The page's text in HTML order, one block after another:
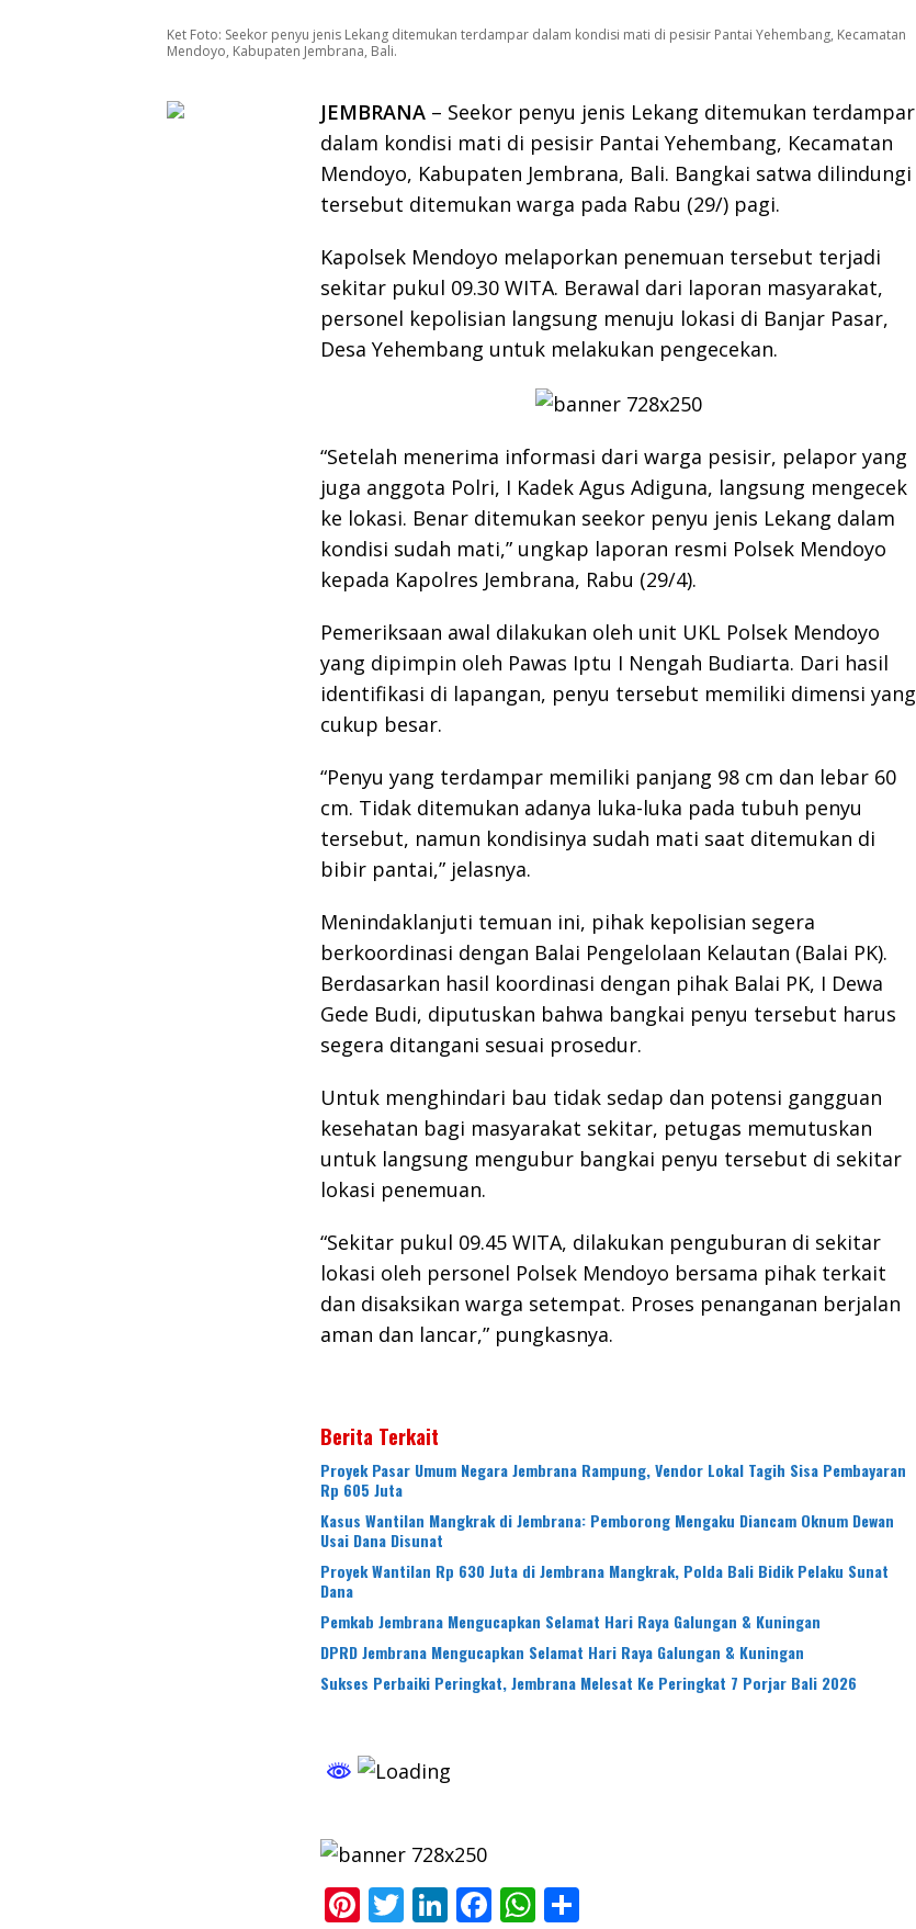
Ket Foto: Seekor penyu jenis Lekang ditemukan terdampar dalam kondisi mati di pesisir Pantai Yehembang, Kecamatan
Mendoyo, Kabupaten Jembrana, Bali.
JEMBRANA – Seekor penyu jenis Lekang ditemukan terdampar
dalam kondisi mati di pesisir Pantai Yehembang, Kecamatan
Mendoyo, Kabupaten Jembrana, Bali. Bangkai satwa dilindungi
tersebut ditemukan warga pada Rabu (29/) pagi.
Kapolsek Mendoyo melaporkan penemuan tersebut terjadi
sekitar pukul 09.30 WITA. Berawal dari laporan masyarakat,
personel kepolisian langsung menuju lokasi di Banjar Pasar,
Desa Yehembang untuk melakukan pengecekan.
“Setelah menerima informasi dari warga pesisir, pelapor yang
juga anggota Polri, I Kadek Agus Adiguna, langsung mengecek
ke lokasi. Benar ditemukan seekor penyu jenis Lekang dalam
kondisi sudah mati,” ungkap laporan resmi Polsek Mendoyo
kepada Kapolres Jembrana, Rabu (29/4).
Pemeriksaan awal dilakukan oleh unit UKL Polsek Mendoyo
yang dipimpin oleh Pawas Iptu I Nengah Budiarta. Dari hasil
identifikasi di lapangan, penyu tersebut memiliki dimensi yang
cukup besar.
“Penyu yang terdampar memiliki panjang 98 cm dan lebar 60
cm. Tidak ditemukan adanya luka-luka pada tubuh penyu
tersebut, namun kondisinya sudah mati saat ditemukan di
bibir pantai,” jelasnya.
Menindaklanjuti temuan ini, pihak kepolisian segera
berkoordinasi dengan Balai Pengelolaan Kelautan (Balai PK).
Berdasarkan hasil koordinasi dengan pihak Balai PK, I Dewa
Gede Budi, diputuskan bahwa bangkai penyu tersebut harus
segera ditangani sesuai prosedur.
Untuk menghindari bau tidak sedap dan potensi gangguan
kesehatan bagi masyarakat sekitar, petugas memutuskan
untuk langsung mengubur bangkai penyu tersebut di sekitar
lokasi penemuan.
“Sekitar pukul 09.45 WITA, dilakukan penguburan di sekitar
lokasi oleh personel Polsek Mendoyo bersama pihak terkait
dan disaksikan warga setempat. Proses penanganan berjalan
aman dan lancar,” pungkasnya.
Berita Terkait
Proyek Pasar Umum Negara Jembrana Rampung, Vendor Lokal Tagih Sisa Pembayaran
Rp 605 Juta
Kasus Wantilan Mangkrak di Jembrana: Pemborong Mengaku Diancam Oknum Dewan
Usai Dana Disunat
Proyek Wantilan Rp 630 Juta di Jembrana Mangkrak, Polda Bali Bidik Pelaku Sunat
Dana
Pemkab Jembrana Mengucapkan Selamat Hari Raya Galungan & Kuningan
DPRD Jembrana Mengucapkan Selamat Hari Raya Galungan & Kuningan
Sukses Perbaiki Peringkat, Jembrana Melesat Ke Peringkat 7 Porjar Bali 2026
Pi T Li F W